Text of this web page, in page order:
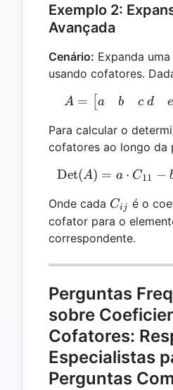
Exemplo 2:
Avançada
Cenário: Expanda
usando cofatores.
A = a b c d e
Para calcular o
cofatores ao longo da
Det(A) = a ⋅ C11 −
Onde cada C_{ij}
Cij
é o
cofator para o
correspondente.
Perguntas
sobre
Cofatores:
Especialistas
Perguntas